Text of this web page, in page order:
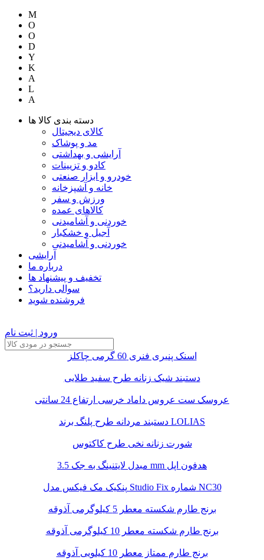
M
O
O
D
Y
K
A
L
A
دسته بندی کالا ها
کالای دیجیتال
مد و پوشاک
آرایشی و بهداشتی
کادو و تزیینات
خودرو و ابزار صنعتی
خانه و آشپزخانه
ورزش و سفر
کالاهای عمده
خوردنی و آشامیدنی
آجیل و خشکبار
خوردنی و آشامیدنی
آرایشی
درباره ما
تخفیف و پیشنهاد ها
سوالی دارید؟
فروشنده شوید
ورود | ثبت نام
اسنک پنیری فنری 60 گرمی چاکلز
دستبند شیک زنانه طرح سفید طلایی
عروسک ست عروس داماد خرسی ارتفاع 24 سانتی
دستبند مردانه طرح پلنگ برند LOLIAS
شورت زنانه نخی طرح کاکتوس
مبدل لایتنینگ به جک 3.5 mm هدفون اپل
پنکیک مک فیکس مدل Studio Fix شماره NC30
برنج طارم شکسته معطر 5 کیلوگرمی آذوقه
برنج طارم شکسته معطر 10 کیلوگرمی آذوقه
برنج طارم ممتاز معطر 10 کیلویی آذوقه